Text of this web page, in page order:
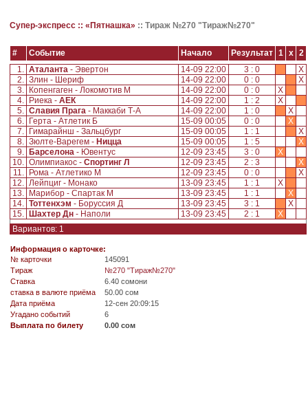
Супер-экспресс :: «Пятнашка» :: Тираж №270 "Тираж№270"
# Событие Начало Результат 1 x
2
1. Аталанта - Эвертон 14-09 22:00 3 : 0
X
2. Злин - Шериф 14-09 22:00 0 : 0
X
3.
Копенгаген - Локомотив М 14-09 22:00 0 : 0
X
4.
Риека - АЕК 14-09 22:00 1 : 2
X
5. Славия Прага - Маккаби Т-А 14-09 22:00 1 : 0
X
6.
Герта - Атлетик Б 15-09 00:05 0 : 0
X
7.
Гимарайнш - Зальцбург 15-09 00:05 1 : 1
X
8. Зюлте-Варегем - Ницца 15-09 00:05 1 : 5
X
9.
Барселона - Ювентус 12-09 23:45 3 : 0
X
10. Олимпиакос - Спортинг Л 12-09 23:45 2 : 3
X
11.
Рома - Атлетико М 12-09 23:45 0 : 0
X
12. Лейпциг - Монако 13-09 23:45 1 : 1
X
13.
Марибор - Спартак М 13-09 23:45 1 : 1
X
14. Тоттенхэм - Боруссия Д 13-09 23:45 3 : 1
X
15.
Шахтер Дн - Наполи 13-09 23:45 2 : 1
X
Вариантов: 1
Информация о карточке:
№ карточки
145091
Tираж
№270 "Тираж№270"
Ставка
6.40 сомони
ставка в валюте приёма
50.00 сом
Дата приёма
12-сен 20:09:15
Угадано событий
6
Выплата по билету
0.00 сом